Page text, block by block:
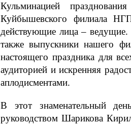
Кульминацией
Куйбышевского филиала
действующие лица – ведущие.
также выпускники нашего
настоящего праздника для
аудиторией и искренняя
аплодисментами.
В этот знаменательный
руководством Шарикова